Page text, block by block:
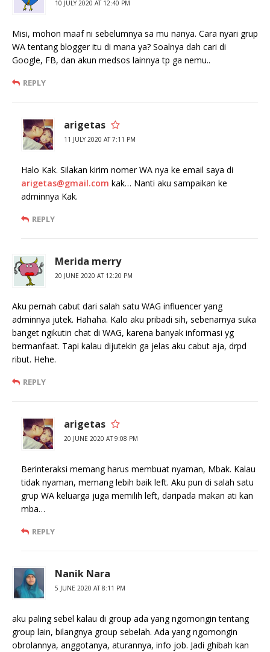
10 JULY 2020 AT 12:40 PM
Misi, mohon maaf ni sebelumnya sa mu nanya. Cara nyari grup
WA tentang blogger itu di mana ya? Soalnya dah cari di
Google, FB, dan akun medsos lainnya tp ga nemu..
REPLY
arigetas
11 JULY 2020 AT 7:11 PM
Halo Kak. Silakan kirim nomer WA nya ke email saya di
arigetas@gmail.com kak… Nanti aku sampaikan ke
adminnya Kak.
REPLY
Merida merry
20 JUNE 2020 AT 12:20 PM
Aku pernah cabut dari salah satu WAG influencer yang
adminnya jutek. Hahaha. Kalo aku pribadi sih, sebenarnya suka
banget ngikutin chat di WAG, karena banyak informasi yg
bermanfaat. Tapi kalau dijutekin ga jelas aku cabut aja, drpd
ribut. Hehe.
REPLY
arigetas
20 JUNE 2020 AT 9:08 PM
Berinteraksi memang harus membuat nyaman, Mbak. Kalau
tidak nyaman, memang lebih baik left. Aku pun di salah satu
grup WA keluarga juga memilih left, daripada makan ati kan
mba…
REPLY
Nanik Nara
5 JUNE 2020 AT 8:11 PM
aku paling sebel kalau di group ada yang ngomongin tentang
group lain, bilangnya group sebelah. Ada yang ngomongin
obrolannya, anggotanya, aturannya, info job. Jadi ghibah kan